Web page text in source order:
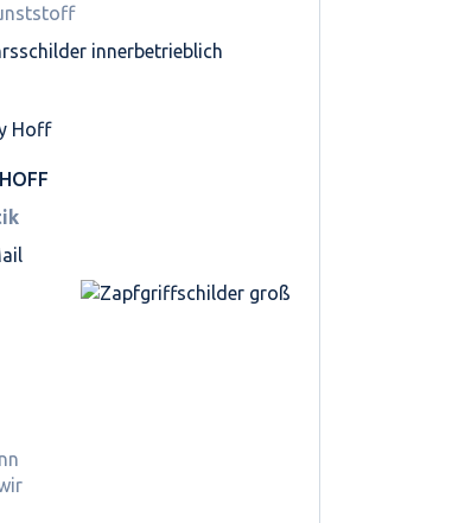
innerbetrieblich